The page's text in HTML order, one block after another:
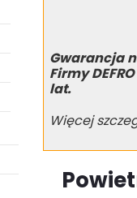
Gwarancja
Firmy
lat.
Więcej